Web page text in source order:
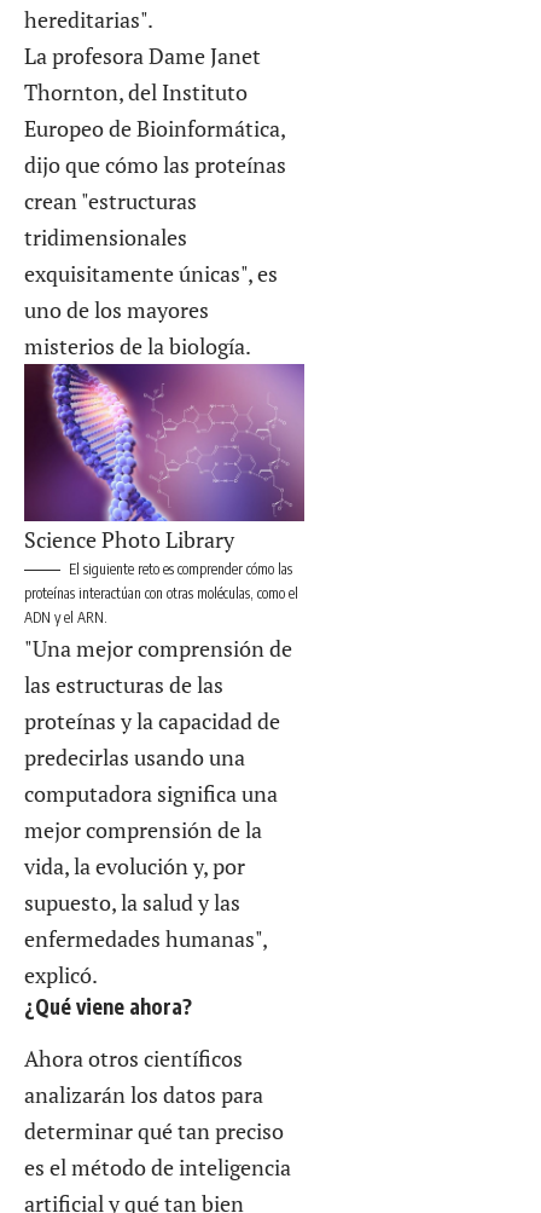
hereditarias".
La profesora Dame Janet
Thornton, del Instituto
Europeo de Bioinformática,
dijo que cómo las proteínas
crean "estructuras
tridimensionales
exquisitamente únicas", es
uno de los mayores
misterios de la biología.
Science Photo Library
El siguiente reto es comprender cómo las
proteínas interactúan con otras moléculas, como el
ADN y el ARN.
"Una mejor comprensión de
las estructuras de las
proteínas y la capacidad de
predecirlas usando una
computadora significa una
mejor comprensión de la
vida, la evolución y, por
supuesto, la salud y las
enfermedades humanas",
explicó.
¿Qué viene ahora?
Ahora otros científicos
analizarán los datos para
determinar qué tan preciso
es el método de inteligencia
artificial y qué tan bien